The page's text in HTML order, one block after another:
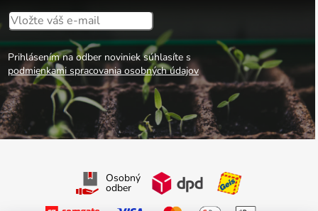
Prihlásením na odber noviniek súhlasíte s
podmienkami spracovania osobných údajov
Osobný
odber